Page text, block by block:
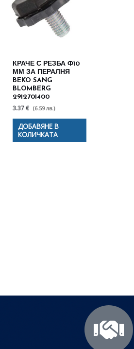
КРАЧЕ С РЕЗБА Ф10
ММ ЗА ПЕРАЛНЯ
BEKO SANG
BLOMBERG
2912701400
3.37 € (6.59 лв.)
ДОБАВЯНЕ В
КОЛИЧКАТА